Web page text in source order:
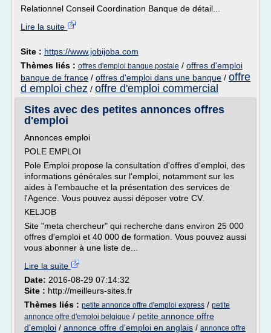
Relationnel Conseil Coordination Banque de détail...
Lire la suite
Site : https://www.jobijoba.com
Thèmes liés : offres d'emploi banque postale / offres d'emploi
banque de france / offres d'emploi dans une banque / offre
d emploi chez / offre d'emploi commercial
Sites avec des petites annonces offres
d'emploi
Annonces emploi
POLE EMPLOI
Pole Emploi propose la consultation d'offres d'emploi, des
informations générales sur l'emploi, notamment sur les
aides à l'embauche et la présentation des services de
l'Agence. Vous pouvez aussi déposer votre CV.
KELJOB
Site "meta chercheur" qui recherche dans environ 25 000
offres d'emploi et 40 000 de formation. Vous pouvez aussi
vous abonner à une liste de...
Lire la suite
Date: 2016-08-29 07:14:32
Site : http://meilleurs-sites.fr
Thèmes liés : petite annonce offre d'emploi express / petite
annonce offre d'emploi belgique / petite annonce offre
d'emploi / annonce offre d'emploi en anglais / annonce offre